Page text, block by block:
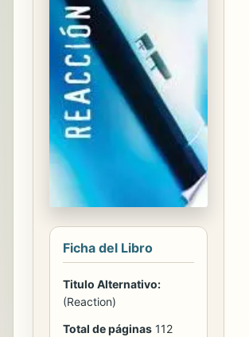
Ficha del Libro
Titulo Alternativo:
(Reaction)
Total de páginas 112